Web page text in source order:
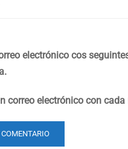
electrónico cos
correo electrónico con